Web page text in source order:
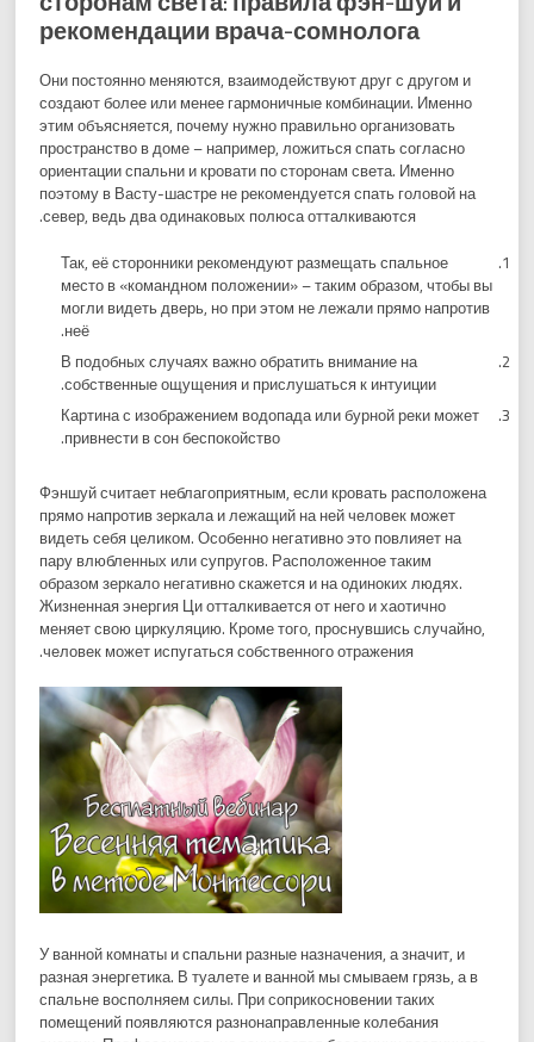
рекомендации врача-сомнолога
Они постоянно меняются, взаимодействуют друг с другом и
создают более или менее гармоничные комбинации. Именно
этим объясняется, почему нужно правильно организовать
пространство в доме – например, ложиться спать согласно
ориентации спальни и кровати по сторонам света. Именно
поэтому в Васту-шастре не рекомендуется спать головой на
север, ведь два одинаковых полюса отталкиваются.
Так, её сторонники рекомендуют размещать спальное
место в «командном положении» – таким образом, чтобы вы
могли видеть дверь, но при этом не лежали прямо напротив
неё.
В подобных случаях важно обратить внимание на
собственные ощущения и прислушаться к интуиции.
Картина с изображением водопада или бурной реки может
привнести в сон беспокойство.
Фэншуй считает неблагоприятным, если кровать расположена
прямо напротив зеркала и лежащий на ней человек может
видеть себя целиком. Особенно негативно это повлияет на
пару влюбленных или супругов. Расположенное таким
образом зеркало негативно скажется и на одиноких людях.
Жизненная энергия Ци отталкивается от него и хаотично
меняет свою циркуляцию. Кроме того, проснувшись случайно,
человек может испугаться собственного отражения.
У ванной комнаты и спальни разные назначения, а значит, и
разная энергетика. В туалете и ванной мы смываем грязь, а в
спальне восполняем силы. При соприкосновении таких
помещений появляются разнонаправленные колебания